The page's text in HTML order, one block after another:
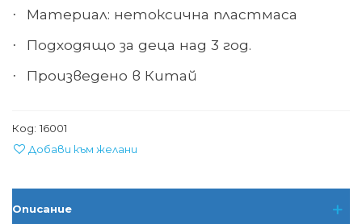
· Материал: нетоксична пластмаса
· Подходящо за деца над 3 год.
· Произведено в Китай
Код: 16001
Добави към желани
Описание